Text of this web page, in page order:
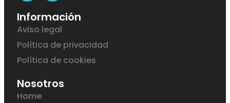
Información
Aviso legal
Política de privacidad
Política de cookies
Nosotros
Home